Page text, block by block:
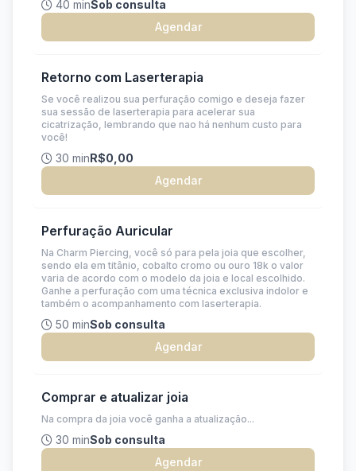
40 minSob consulta
Agendar
Retorno com Laserterapia
Se você realizou sua perfuração comigo e deseja fazer
sua sessão de laserterapia para acelerar sua
cicatrização, lembrando que nao há nenhum custo para
você!
30 minR$0,00
Agendar
Perfuração Auricular
Na Charm Piercing, você só para pela joia que escolher,
sendo ela em titânio, cobalto cromo ou ouro 18k o valor
varia de acordo com o modelo da joia e local escolhido.
Ganhe a perfuração com uma técnica exclusiva indolor e
também o acompanhamento com laserterapia.
50 minSob consulta
Agendar
Comprar e atualizar joia
Na compra da joia você ganha a atualização...
30 minSob consulta
Agendar